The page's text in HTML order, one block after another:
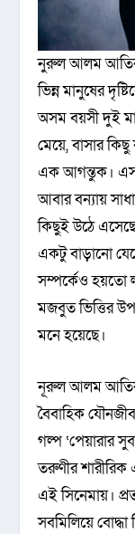
নুরুল আলম আতিক
ভিন্ন মানুষের
অসম বয়সী দুই
মেয়ে, বাসার
এক আগন্তুক। এসব
আবার বন্যায়
কিছুই উঠে
একটু বাড়ানো
সম্পর্কেও হয়তো
মজবুত ভিত্তির
মনে হয়েছে।
নূরুল আলম আতিক
বৈবাহিক
গল্প ‘পেয়ারার
তরুণীর শারীরিক
এই সিনেমায়।
সবমিলিয়ে বোদ্ধা